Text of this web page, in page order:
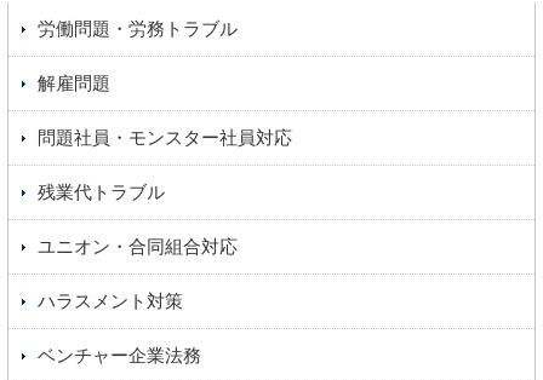
労働問題・労務トラブル
解雇問題
問題社員・モンスター社員対応
残業代トラブル
ユニオン・合同組合対応
ハラスメント対策
ベンチャー企業法務